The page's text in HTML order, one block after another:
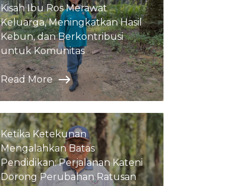
Kisah Ibu Ros Merawat
Keluarga, Meningkatkan Hasil
Kebun, dan Berkontribusi
untuk Komunitas
Read More
Ketika Ketekunan
Mengalahkan Batas
Pendidikan: Perjalanan Kateni
Dorong Perubahan Ratusan